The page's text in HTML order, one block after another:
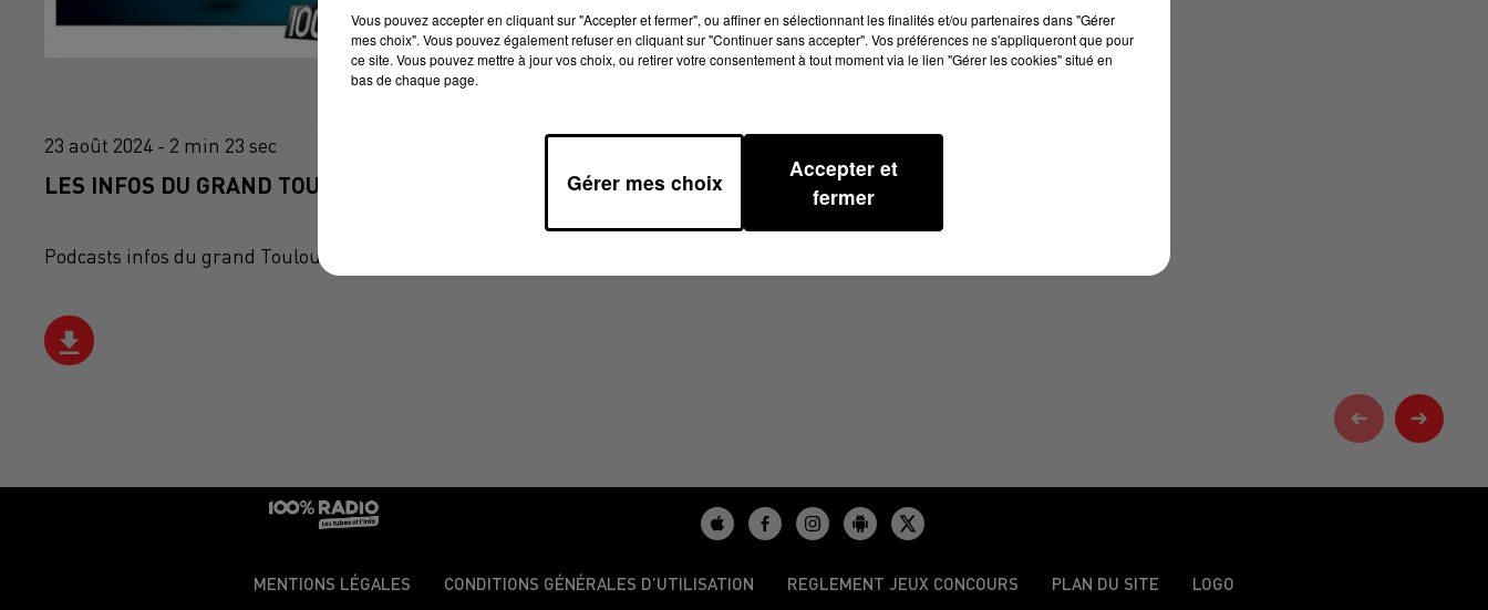
23 août 2024 - 2 min 23 sec
LES INFOS DU GRAND TOULOUSE DU 23/08/2024 À 11H00
Podcasts infos du grand Toulouse
MENTIONS LÉGALES CONDITIONS GÉNÉRALES D’UTILISATION REGLEMENT JEUX CONCOURS PLAN DU SITE LOGO
Vous pouvez accepter en cliquant sur "Accepter et fermer", ou affiner en sélectionnant les finalités et/ou partenaires dans "Gérer
mes choix". Vous pouvez également refuser en cliquant sur "Continuer sans accepter". Vos préférences ne s'appliqueront que pour
ce site. Vous pouvez mettre à jour vos choix, ou retirer votre consentement à tout moment via le lien "Gérer les cookies" situé en
bas de chaque page.
Gérer mes choix
Accepter et
fermer